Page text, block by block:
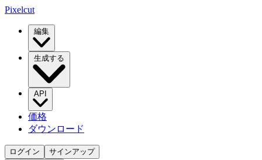
Pixelcut
編集
生成する
API
価格
ダウンロード
ログイン
サインアップ